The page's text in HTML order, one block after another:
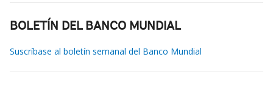
BOLETÍN DEL BANCO MUNDIAL
Suscríbase al boletín semanal del Banco Mundial